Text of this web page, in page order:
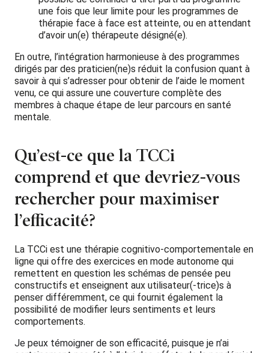
une fois que leur limite pour les programmes de
thérapie face à face est atteinte, ou en attendant
d’avoir un(e) thérapeute désigné(e).
En outre, l’intégration harmonieuse à des programmes
dirigés par des praticien(ne)s réduit la confusion quant à
savoir à qui s’adresser pour obtenir de l’aide le moment
venu, ce qui assure une couverture complète des
membres à chaque étape de leur parcours en santé
mentale.
Qu’est-ce que la TCCi
comprend et que devriez-vous
rechercher pour maximiser
l’efficacité?
La TCCi est une thérapie cognitivo-comportementale en
ligne qui offre des exercices en mode autonome qui
remettent en question les schémas de pensée peu
constructifs et enseignent aux utilisateur(-trice)s à
penser différemment, ce qui fournit également la
possibilité de modifier leurs sentiments et leurs
comportements.
Je peux témoigner de son efficacité, puisque je n’ai